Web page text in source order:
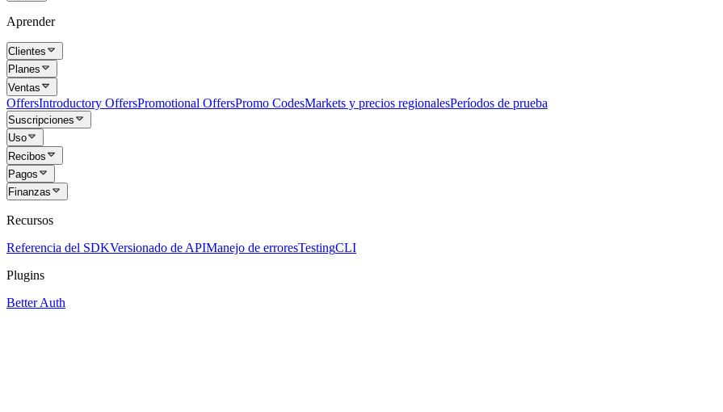
Aprender
Clientes
Planes
Ventas
OffersIntroductory OffersPromotional OffersPromo CodesMarkets y precios regionalesPeríodos de prueba
Suscripciones
Uso
Recibos
Pagos
Finanzas
Recursos
Referencia del SDKVersionado de APIManejo de erroresTestingCLI
Plugins
Better Auth